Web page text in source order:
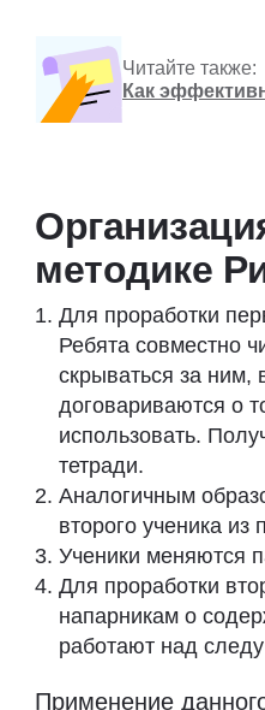
Читайте также:
Как
методике
Для проработки
Ребята совместно
скрываться за ним,
договариваются о
использовать.
тетради.
Аналогичным
второго ученика
Ученики меняются
Для проработки
напарникам о
работают над
Применение